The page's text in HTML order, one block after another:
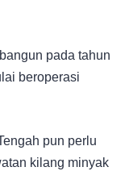
pada tahun
beroperasi
pun perlu
kilang minyak